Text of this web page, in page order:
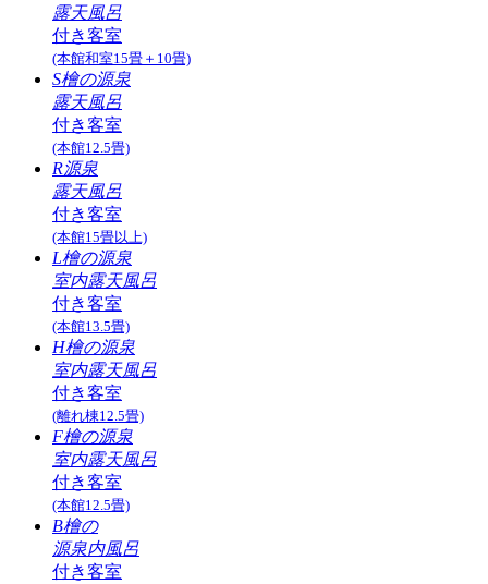
露天風呂
付き客室
(本館和室15畳＋10畳)
S檜の源泉
露天風呂
付き客室
(本館12.5畳)
R源泉
露天風呂
付き客室
(本館15畳以上)
L檜の源泉
室内露天風呂
付き客室
(本館13.5畳)
H檜の源泉
室内露天風呂
付き客室
(離れ棟12.5畳)
F檜の源泉
室内露天風呂
付き客室
(本館12.5畳)
B檜の
源泉内風呂
付き客室